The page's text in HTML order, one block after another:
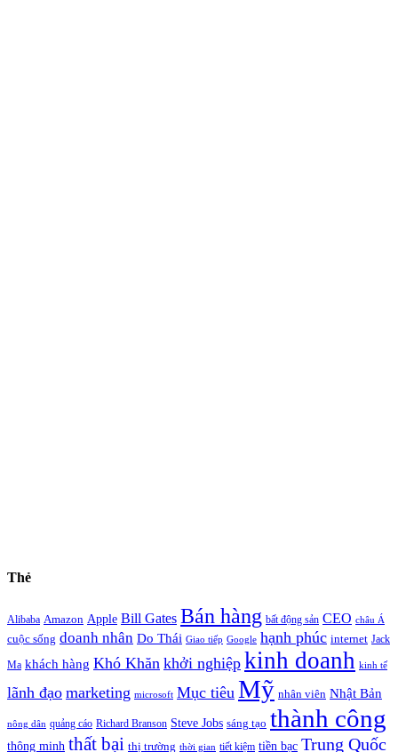
Thẻ
Alibaba Amazon Apple Bill Gates Bán hàng bất động sản CEO châu Á
cuộc sống doanh nhân Do Thái Giao tiếp Google hạnh phúc internet Jack
Ma khách hàng Khó Khăn khởi nghiệp kinh doanh kinh tế
lãnh đạo marketing microsoft Mục tiêu Mỹ nhân viên Nhật Bản
nông dân quảng cáo Richard Branson Steve Jobs sáng tạo thành công
thông minh thất bại thị trường thời gian tiết kiệm tiền bạc Trung Quốc